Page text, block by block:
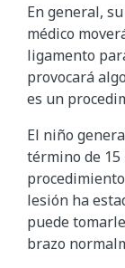
En general,
médico
ligamento
provocará
es un
El niño
término de
lesión ha
puede
brazo